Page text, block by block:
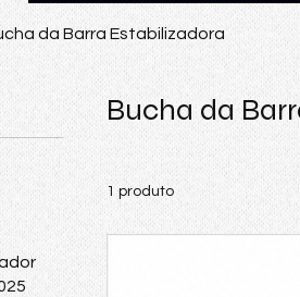
da Barra Estabilizadora
Bucha da
1 produto